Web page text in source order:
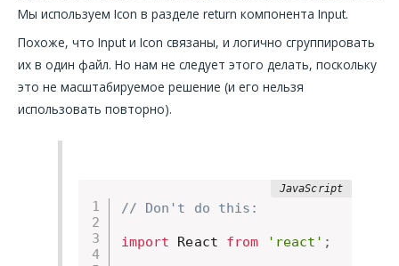
Мы используем Icon в разделе return компонента Input.
Похоже, что Input и Icon связаны, и логично сгруппировать
их в один файл. Но нам не следует этого делать, поскольку
это не масштабируемое решение (и его нельзя
использовать повторно).
// Don't do this:
import React from 'react' ;